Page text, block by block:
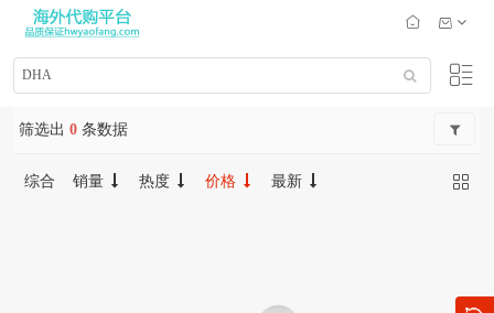
筛选出 0 条数据
综合 销量 热度 价格 最新